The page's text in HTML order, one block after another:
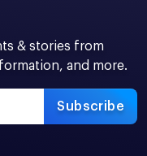
& stories from
and more.
Subscribe